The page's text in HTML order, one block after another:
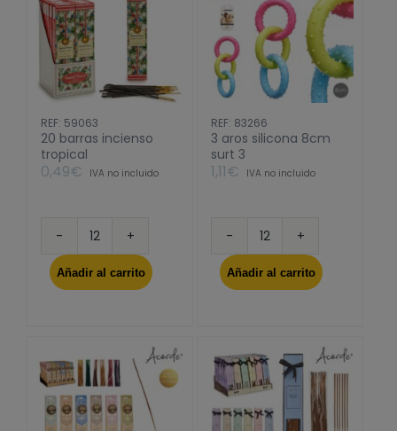
REF: 59063
20 barras incienso
tropical
0,49€ IVA no incluido
20
barras
incienso
Añadir al carrito
REF: 83266
3 aros silicona 8cm
surt 3
1,11€ IVA no incluido
3
aros
silicona
cantidad
Añadir al carrito